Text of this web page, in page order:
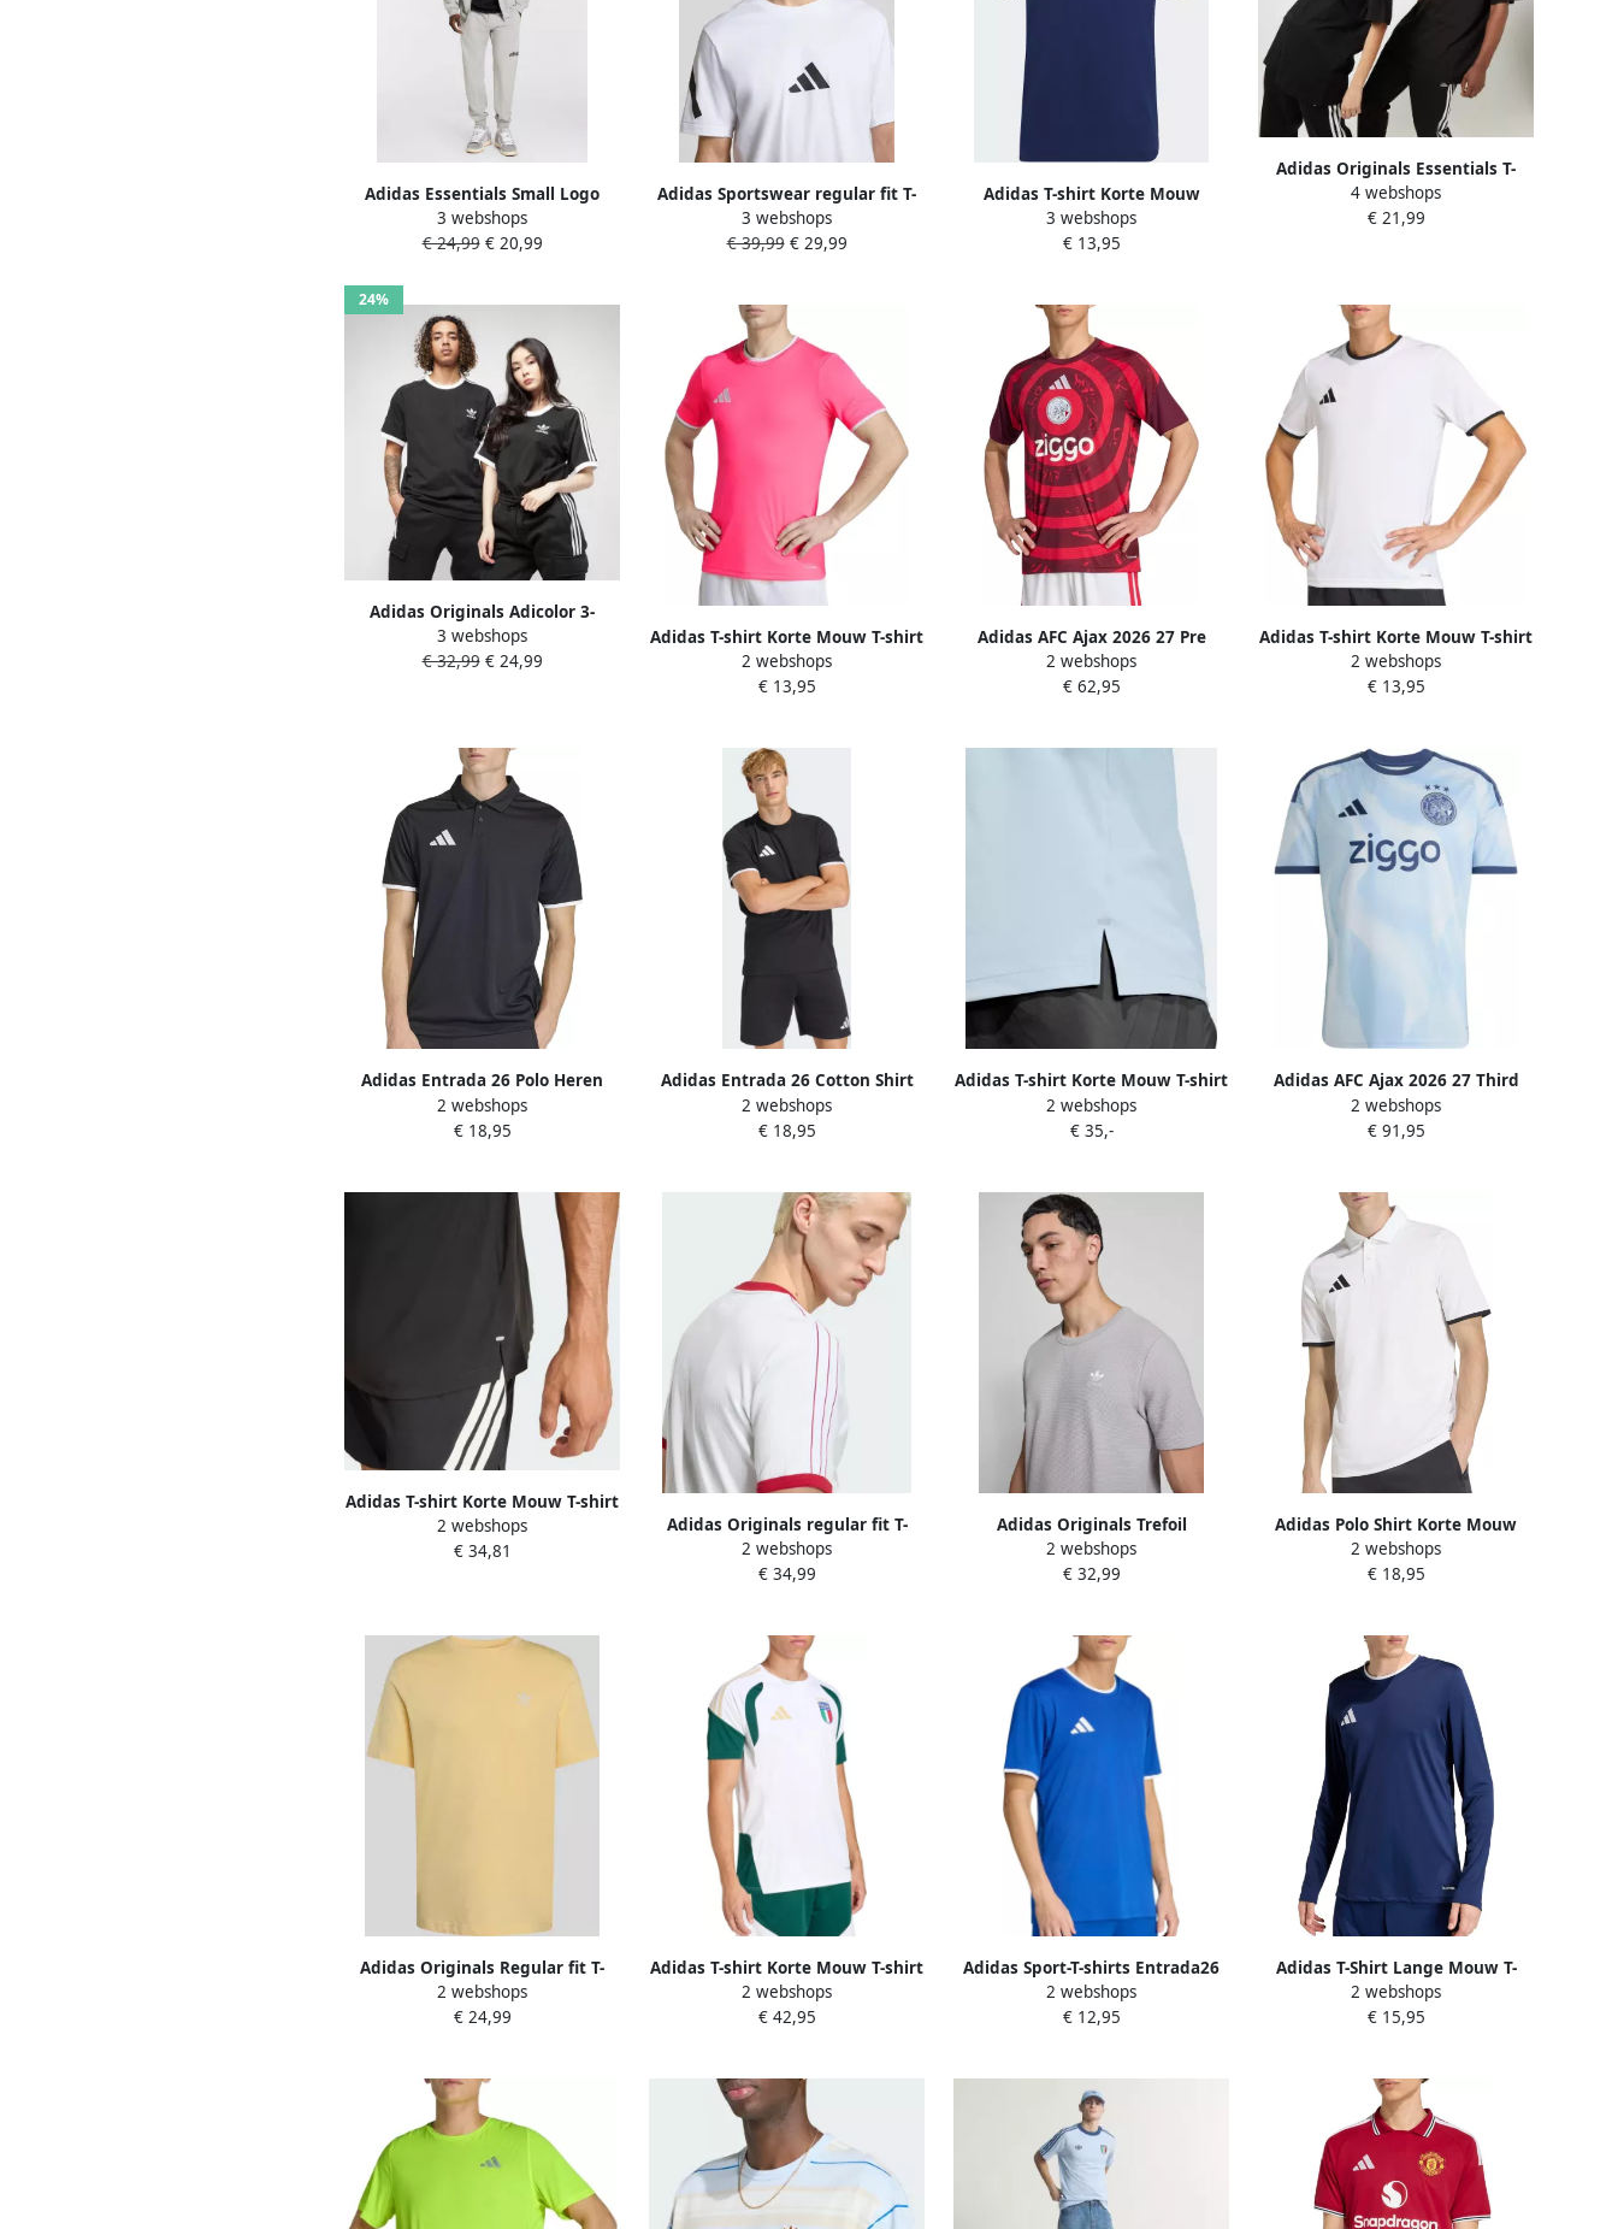
Adidas Essentials Small Logo
Single Jersey T-shirt
3 webshops
€ 24,99€ 20,99
Adidas Sportswear regular fit T-
shirt van puur katoen
3 webshops
€ 39,99€ 29,99
Adidas T-shirt Korte Mouw
Entrada 22 T-Shirt
3 webshops
€ 13,95
Adidas Originals Essentials T-
shirt T-shirts Kleding black maat:
XS beschikbare maaten:XS S M L
4 webshops
€ 21,99
24%
Adidas Originals Adicolor 3-
stripes T-shirt T-shirts Kleding
black maat: XXL beschikbare
3 webshops
€ 32,99€ 24,99
Adidas T-shirt Korte Mouw T-shirt
Entrada 26 rose
2 webshops
€ 13,95
Adidas AFC Ajax 2026 27 Pre
Match Shirt Rood- Heren Rood
2 webshops
€ 62,95
Adidas T-shirt Korte Mouw T-shirt
Entrada 26 100% polyester
recyclé
2 webshops
€ 13,95
Adidas Entrada 26 Polo Heren
2 webshops
€ 18,95
Adidas Entrada 26 Cotton Shirt
Heren
2 webshops
€ 18,95
Adidas T-shirt Korte Mouw T-shirt
Adi365 Climacool manches
courtes 100 % polyester
2 webshops
€ 35,-
Adidas AFC Ajax 2026 27 Third
Shirt Blauw- Heren Blauw
2 webshops
€ 91,95
Adidas T-shirt Korte Mouw T-shirt
Adi365 Climacool technologie
Climacool
2 webshops
€ 34,81
Adidas Originals regular fit T-
shirt van puur katoen
2 webshops
€ 34,99
Adidas Originals Trefoil
Essentials Waffle T-shirt Grijs-
Heren Grijs
2 webshops
€ 32,99
Adidas Polo Shirt Korte Mouw
JZ6661
2 webshops
€ 18,95
Adidas Originals Regular fit T-
shirt van puur katoen met logo-
stitching
2 webshops
€ 24,99
Adidas T-shirt Korte Mouw T-shirt
Tiro maillot d'entraînement en
polyester
2 webshops
€ 42,95
Adidas Sport-T-shirts Entrada26
Jersey
2 webshops
€ 12,95
Adidas T-Shirt Lange Mouw T-
shirt Entrada 26 bleu manches
longues
2 webshops
€ 15,95